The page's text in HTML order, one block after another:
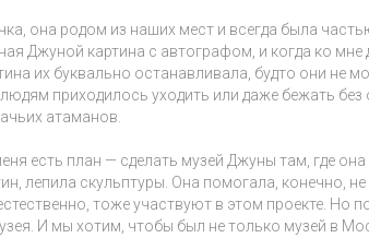
она родом из наших мест и всегда была
Джуной картина с автографом, и когда ко
их буквально останавливала, будто они не
приходилось уходить или даже бежать без
атаманов.
есть план — сделать музей Джуны там, где
лепила скульптуры. Она помогала, конечно,
тоже участвуют в этом проекте. Но
И мы хотим, чтобы был не только музей в